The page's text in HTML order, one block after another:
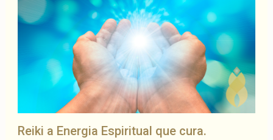
Reiki a Energia Espiritual que cura.